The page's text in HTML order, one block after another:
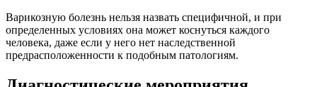
Варикозную болезнь нельзя назвать специфичной, и при
определенных условиях она может коснуться каждого
человека, даже если у него нет наследственной
предрасположенности к подобным патологиям.